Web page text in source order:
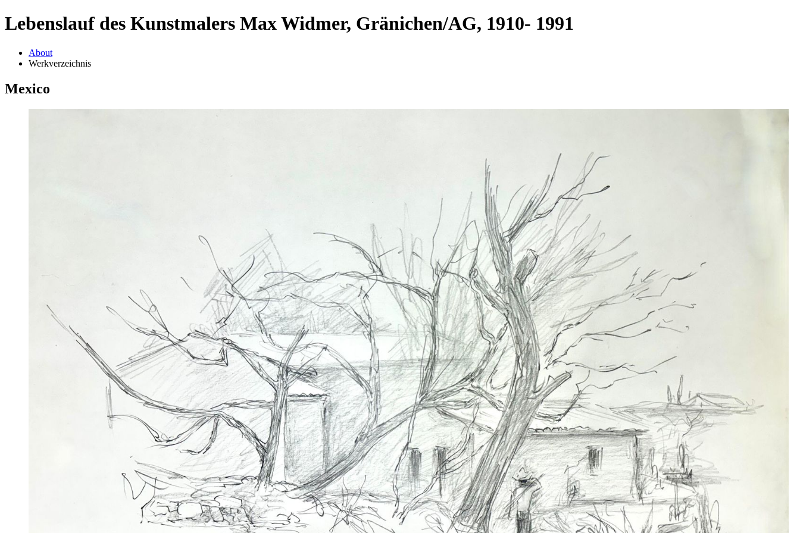
Lebenslauf des Kunstmalers Max Widmer, Gränichen/AG, 1910- 1991
About
Werkverzeichnis
Mexico